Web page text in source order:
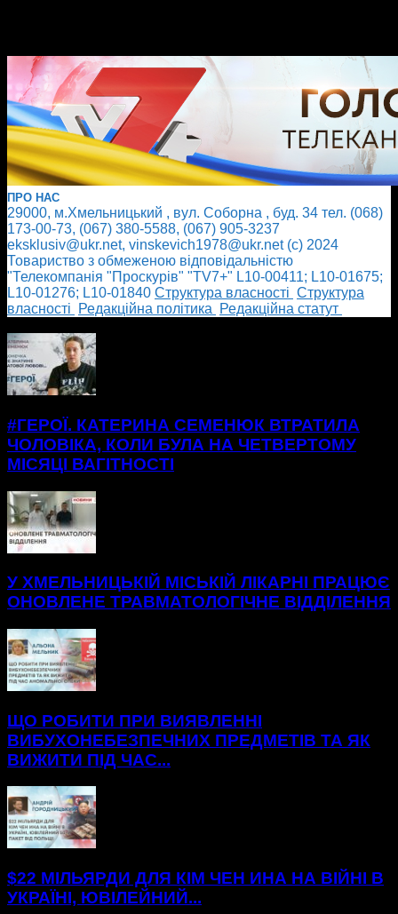
ПРО НАС
29000, м.Хмельницький , вул. Соборна , буд. 34 тел. (068)
173-00-73, (067) 380-5588, (067) 905-3237
eksklusiv@ukr.net, vinskevich1978@ukr.net (с) 2024
Товариство з обмеженою відповідальністю
"Телекомпанія "Проскурів" "TV7+" L10-00411; L10-01675;
L10-01276; L10-01840 Cтруктура власності Cтруктура
власності
Редакційна політика
Редакційна статут
#ГЕРОЇ. КАТЕРИНА СЕМЕНЮК ВТРАТИЛА
ЧОЛОВІКА, КОЛИ БУЛА НА ЧЕТВЕРТОМУ
МІСЯЦІ ВАГІТНОСТІ
У ХМЕЛЬНИЦЬКІЙ МІСЬКІЙ ЛІКАРНІ ПРАЦЮЄ
ОНОВЛЕНЕ ТРАВМАТОЛОГІЧНЕ ВІДДІЛЕННЯ
ЩО РОБИТИ ПРИ ВИЯВЛЕННІ
ВИБУХОНЕБЕЗПЕЧНИХ ПРЕДМЕТІВ ТА ЯК
ВИЖИТИ ПІД ЧАС...
$22 МІЛЬЯРДИ ДЛЯ КІМ ЧЕН ИНА НА ВІЙНІ В
УКРАЇНІ, ЮВІЛЕЙНИЙ...